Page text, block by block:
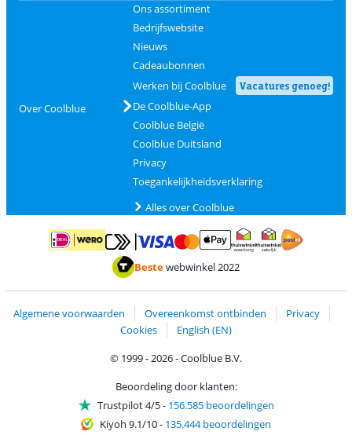
Over Coolblue
Ons assortiment
Bedrijfswebsite
Nieuws
Cadeaubonnen
Werken bij Coolblue
Vacatures genoeg!
De Coolblue-App
Coolblue België
Coolblue Duitsland
Privacy
Toegankelijkheidsverklaring
Alles over Coolblue
Betalen met iDEAL | WeroBetalen met MasterCard en Visa via ClickToPay
Betalen met ApplePay
Thuiswinkel waarborg
Bestewebwinkel 2022
Algemene voorwaarden Overeenkomst ontbinden
Privacy
Cookies
English (EN)
© 1999 - 2026 - Coolblue B.V.
Beoordeling door klanten:
Trustpilot 4/5- 156.585 beoordelingen
Kiyoh 9.1/10- 135.444 beoordelingen